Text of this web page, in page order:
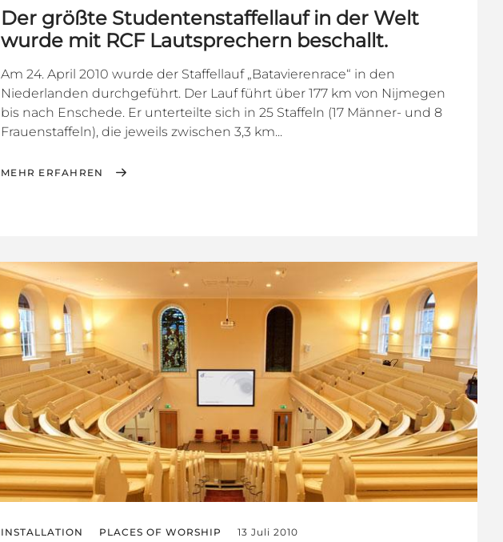
Der größte Studentenstaffellauf in der Welt
wurde mit RCF Lautsprechern beschallt.
Am 24. April 2010 wurde der Staffellauf „Batavierenrace“ in den
Niederlanden durchgeführt. Der Lauf führt über 177 km von Nijmegen
bis nach Enschede. Er unterteilte sich in 25 Staffeln (17 Männer- und 8
Frauenstaffeln), die jeweils zwischen 3,3 km...
MEHR ERFAHREN
INSTALLATION PLACES OF WORSHIP 13 Juli 2010